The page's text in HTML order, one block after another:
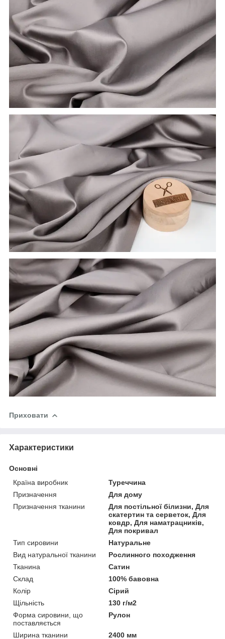
Приховати
Характеристики
Основні
Країна виробник
Туреччина
Призначення
Для дому
Призначення тканини
Для постільної білизни, Для
скатертин та серветок, Для
ковдр, Для наматрацників,
Для покривал
Тип сировини
Натуральне
Вид натуральної тканини
Рослинного походження
Тканина
Сатин
Склад
100% бавовна
Колір
Сірий
Щільність
130 г/м2
Форма сировини, що
поставляється
Рулон
Ширина тканини 2400 мм